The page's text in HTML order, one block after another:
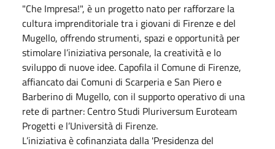
"Che Impresa!", è un progetto nato per rafforzare la
cultura imprenditoriale tra i giovani di Firenze e del
Mugello, offrendo strumenti, spazi e opportunità per
stimolare l’iniziativa personale, la creatività e lo
sviluppo di nuove idee. Capofila il Comune di Firenze,
affiancato dai Comuni di Scarperia e San Piero e
Barberino di Mugello, con il supporto operativo di una
rete di partner: Centro Studi Pluriversum Euroteam
Progetti e l’Università di Firenze.
L’iniziativa è cofinanziata dalla 'Presidenza del